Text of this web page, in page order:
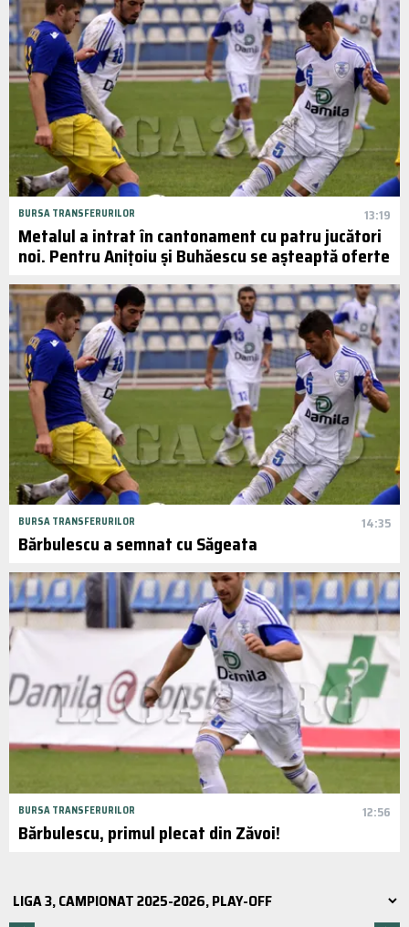
BURSA TRANSFERURILOR 13:19
Metalul a intrat în cantonament cu patru jucători
noi. Pentru Anițoiu și Buhăescu se așteaptă oferte
BURSA TRANSFERURILOR 14:35
Bărbulescu a semnat cu Săgeata
BURSA TRANSFERURILOR 12:56
Bărbulescu, primul plecat din Zăvoi!